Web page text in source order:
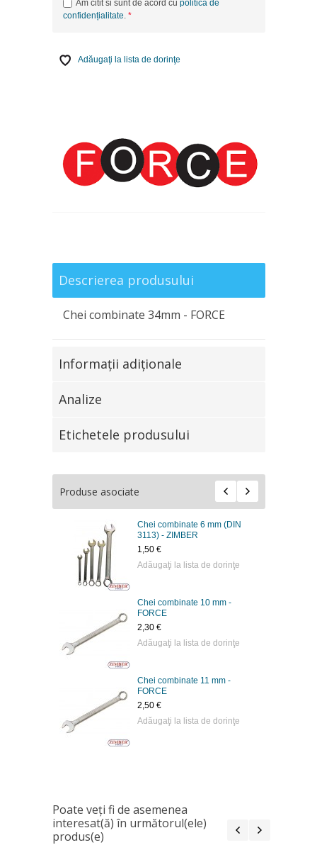
Am citit si sunt de acord cu politica de
confidențialitate
Adăugaţi la lista de dorinţe
Descrierea produsului
Chei combinate 34mm - FORCE
Informaţii adiţionale
Analize
Etichetele produsului
Produse asociate
Chei combinate 6 mm (DIN
3113) - ZIMBER
1,50 €
Adăugaţi la lista de dorinţe
Chei combinate 10 mm -
FORCE
2,30 €
Adăugaţi la lista de dorinţe
Chei combinate 11 mm -
FORCE
2,50 €
Adăugaţi la lista de dorinţe
Poate veţi fi de asemenea
interesat(ă) în următorul(ele)
produs(e)